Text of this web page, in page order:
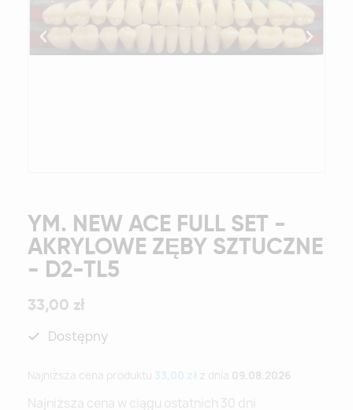
YM. NEW ACE FULL SET -
AKRYLOWE ZĘBY SZTUCZNE
- D2-TL5
33,00 zł
Dostępny
Najniższa cena produktu 33,00 zł z dnia 09.08.2026
Najniższa cena w ciągu ostatnich 30 dni